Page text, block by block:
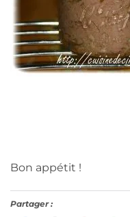
Bon appétit !
Partager :